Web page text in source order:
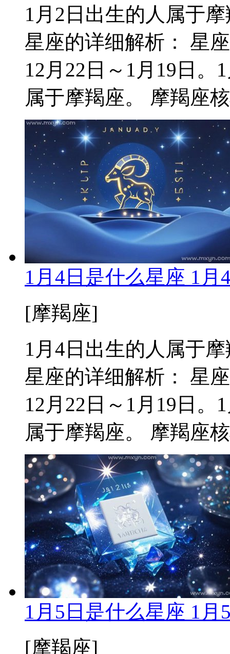
1月2日出生的人属于
星座的详细解析： 星
12月22日～1月19日。
属于摩羯座。 摩羯座
1月4日是什么星座 1
[摩羯座]
1月4日出生的人属于
星座的详细解析： 星
12月22日～1月19日。
属于摩羯座。 摩羯座
1月5日是什么星座 1
[摩羯座]